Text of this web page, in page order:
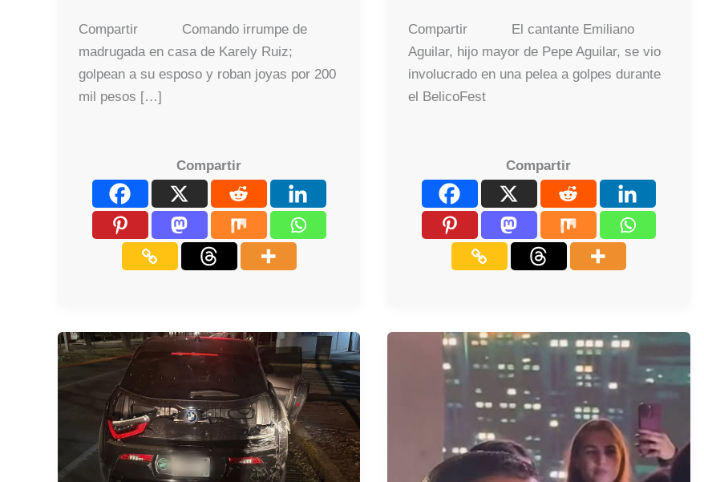
Compartir Comando irrumpe de
madrugada en casa de Karely Ruiz;
golpean a su esposo y roban joyas por 200
mil pesos […]
Compartir
Compartir El cantante Emiliano
Aguilar, hijo mayor de Pepe Aguilar, se vio
involucrado en una pelea a golpes durante
el BelicoFest
Compartir